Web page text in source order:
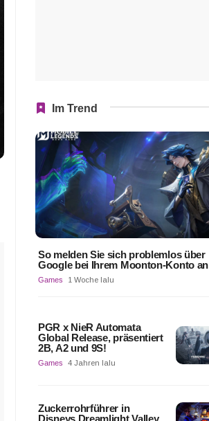
Im Trend
So melden Sie sich problemlos über
Google bei Ihrem Moonton-Konto an
Games 1 Woche lalu
PGR x NieR Automata
Global Release, präsentiert
2B, A2 und 9S!
Games 4 Jahren lalu
Zuckerrohrführer in
Disneys Dreamlight Valley